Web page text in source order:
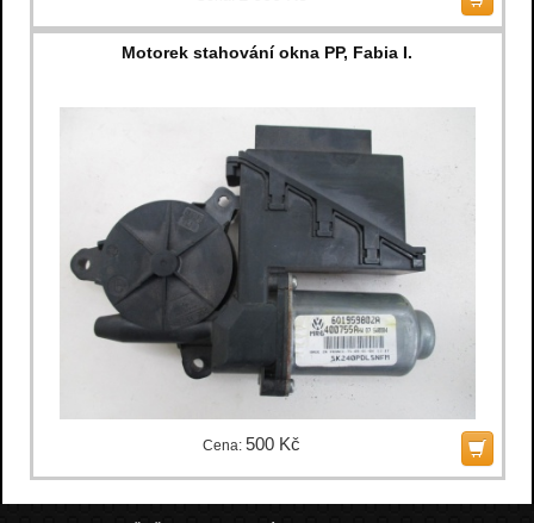
Motorek stahování okna PP, Fabia I.
Cena: 500 Kč